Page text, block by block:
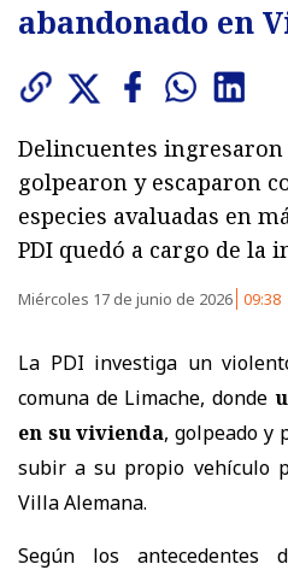
abandonado en
Delincuentes
golpearon y escaparon
especies avaluadas en
PDI quedó a cargo de la
Miércoles 17 de junio de 2026 09:38
La PDI investiga un
comuna de Limache, donde
en su vivienda, golpeado y
subir a su propio vehículo
Villa Alemana.
Según los